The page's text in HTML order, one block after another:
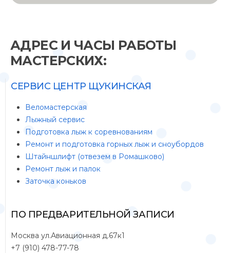
АДРЕС И ЧАСЫ РАБОТЫ
МАСТЕРСКИХ:
СЕРВИС ЦЕНТР ЩУКИНСКАЯ
Веломастерская
Лыжный сервис
Подготовка лыж к соревнованиям
Ремонт и подготовка горных лыж и сноубордов
Штайншлифт (отвезем в Ромашково)
Ремонт лыж и палок
Заточка коньков
ПО ПРЕДВАРИТЕЛЬНОЙ ЗАПИСИ
Москва ул.Авиационная д.67к1
+7 (910) 478-77-78